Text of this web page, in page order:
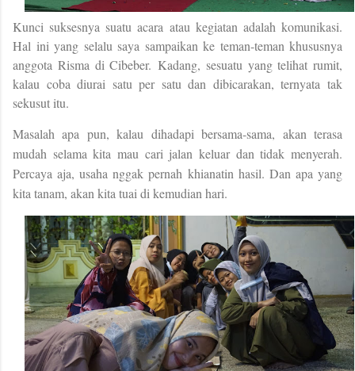
Kunci suksesnya suatu acara atau kegiatan adalah komunikasi.
Hal ini yang selalu saya sampaikan ke teman-teman khususnya
anggota Risma di Cibeber. Kadang, sesuatu yang telihat rumit,
kalau coba diurai satu per satu dan dibicarakan, ternyata tak
sekusut itu.
Masalah apa pun, kalau dihadapi bersama-sama, akan terasa
mudah selama kita mau cari jalan keluar dan tidak menyerah.
Percaya aja, usaha nggak pernah khianatin hasil. Dan apa yang
kita tanam, akan kita tuai di kemudian hari.